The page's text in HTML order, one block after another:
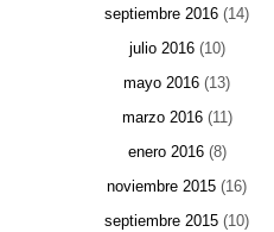
septiembre 2016 (14)
julio 2016(10)
mayo 2016 (13)
marzo 2016(11)
enero 2016(8)
noviembre 2015 (16)
septiembre 2015 (10)